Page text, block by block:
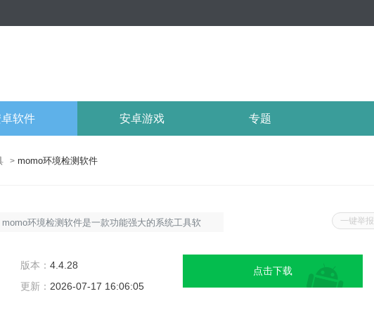
软件 安卓游戏 专题
> momo环境检测软件
一键举报
momo环境检测软件是一款功能强大的系统工具软
该软件能够深入检测计算机硬件、操作系统、网络环
境等多个方面，帮助用户及时发现潜在问题，确保系
版本： 4.4.28
更新： 2026-07-17 16:06:05
点击下载